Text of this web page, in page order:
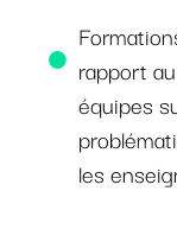
rapport
équipes
les